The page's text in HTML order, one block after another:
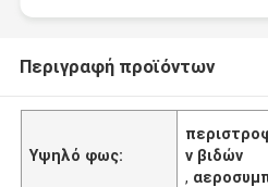
Περιγραφή προϊόντων
Υψηλό φως:
ν βιδών
,